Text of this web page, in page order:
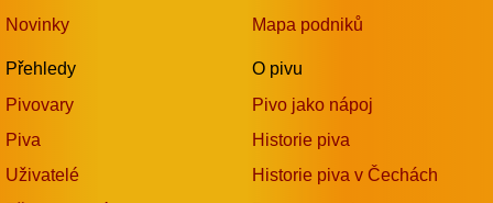
Novinky
Přehledy
Pivovary
Piva
Uživatelé
Mapa podniků
O pivu
Pivo jako nápoj
Historie piva
Historie piva v Čechách